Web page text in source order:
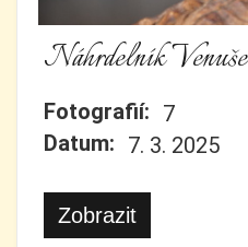
Náhrdelník Venuše
Fotografií: 7
Datum: 7. 3. 2025
Zobrazit